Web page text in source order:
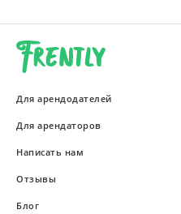
Для арендодателей
Для арендаторов
Написать нам
Отзывы
Блог